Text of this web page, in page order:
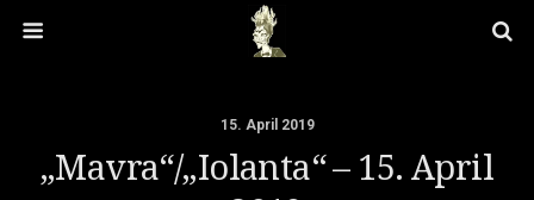
15. April 2019
„Mavra“/„Iolanta“ – 15. April